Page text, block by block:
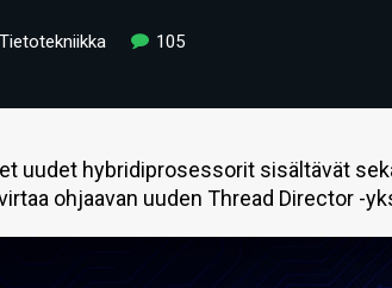
Tietotekniikka 105
uudet hybridiprosessorit sisältävät
ohjaavan uuden Thread Director -